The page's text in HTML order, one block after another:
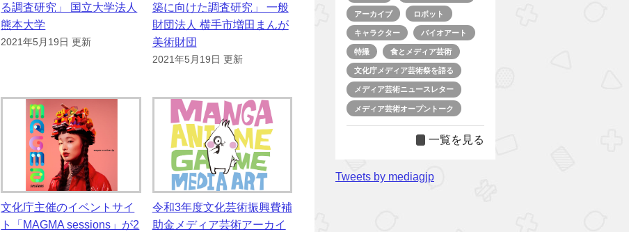
る調査研究」 国立大学法人
熊本大学
2021年5月19日 更新
築に向けた調査研究」 一般
財団法人 横手市増田まんが
美術財団
2021年5月19日 更新
文化庁主催のイベントサイ
ト「MAGMA sessions」が2
令和3年度文化芸術振興費補
助金メディア芸術アーカイ
アーカイブ ロボット
キャラクター バイオアート
特撮 食とメディア芸術
文化庁メディア芸術祭を語る
メディア芸術ニュースレター
メディア芸術オープントーク
一覧を見る
Tweets by mediagjp